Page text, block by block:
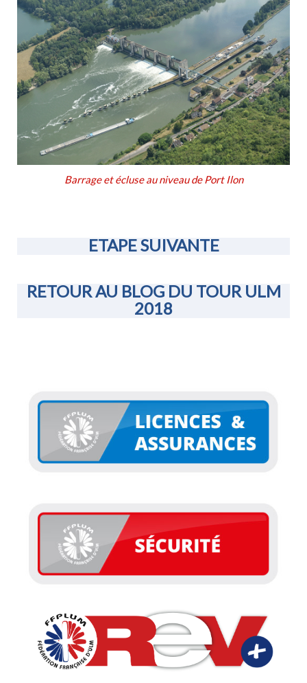
Barrage et écluse au niveau de Port Ilon
ETAPE SUIVANTE
RETOUR AU BLOG DU TOUR ULM
2018